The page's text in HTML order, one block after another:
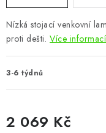
VÝPRODEJ
Vše o nákupu Info
Nízká stojací venkovní
proti dešti. Více informací
3-6 týdnů
2 069 Kč